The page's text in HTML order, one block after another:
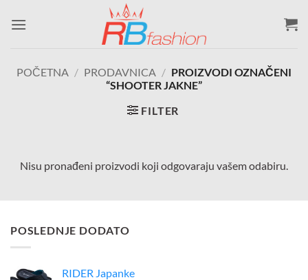
POČETNA / PRODAVNICA / PROIZVODI OZNAČENI
“SHOOTER JAKNE”
FILTER
Nisu pronađeni proizvodi koji odgovaraju vašem odabiru.
POSLEDNJE DODATO
RIDER Japanke